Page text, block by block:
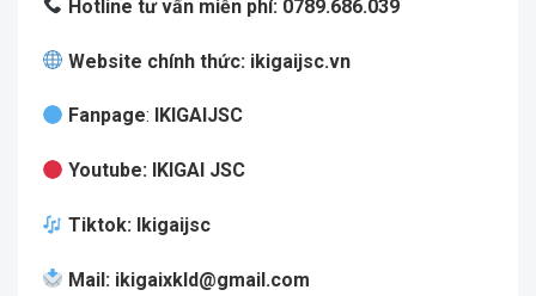
Hotline tư vấn miễn phí: 0789.686.039
Website chính thức: ikigaijsc.vn
Fanpage: IKIGAIJSC
Youtube: IKIGAI JSC
Tiktok: Ikigaijsc
Mail: ikigaixkld@gmail.com